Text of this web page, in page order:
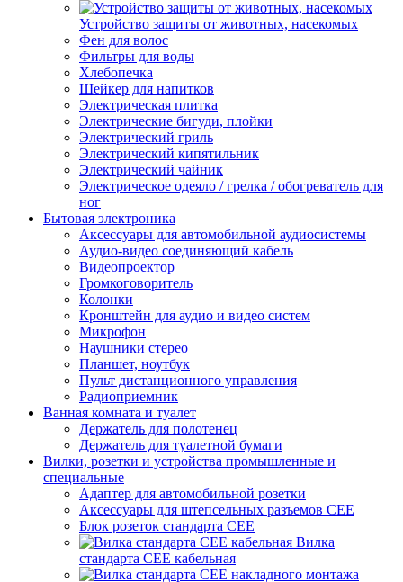
Устройство защиты от животных, насекомых
Фен для волос
Фильтры для воды
Хлебопечка
Шейкер для напитков
Электрическая плитка
Электрические бигуди, плойки
Электрический гриль
Электрический кипятильник
Электрический чайник
Электрическое одеяло / грелка / обогреватель для
ног
Бытовая электроника
Аксессуары для автомобильной аудиосистемы
Аудио-видео соединяющий кабель
Видеопроектор
Громкоговоритель
Колонки
Кронштейн для аудио и видео систем
Микрофон
Наушники стерео
Планшет, ноутбук
Пульт дистанционного управления
Радиоприемник
Ванная комната и туалет
Держатель для полотенец
Держатель для туалетной бумаги
Вилки, розетки и устройства промышленные и
специальные
Адаптер для автомобильной розетки
Аксессуары для штепсельных разъемов CEE
Блок розеток стандарта CEE
Вилка
стандарта CEE кабельная